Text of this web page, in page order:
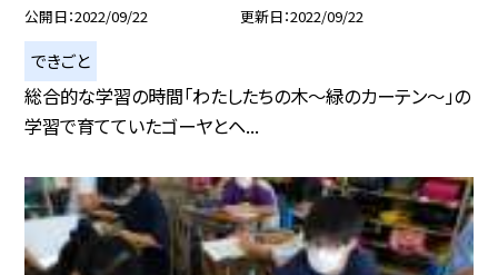
公開日 2022/09/22 更新日 2022/09/22
できごと
総合的な学習の時間「わたしたちの木〜緑のカーテン〜」の
学習で育てていたゴーヤとヘ...